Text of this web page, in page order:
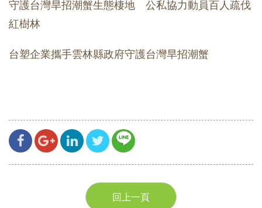
守護台灣旱招潮蟹生態棲地 公私協力動員百人疏伐
紅樹林
台塑企業攜手雲林縣政府守護台灣旱招潮蟹
回上一頁